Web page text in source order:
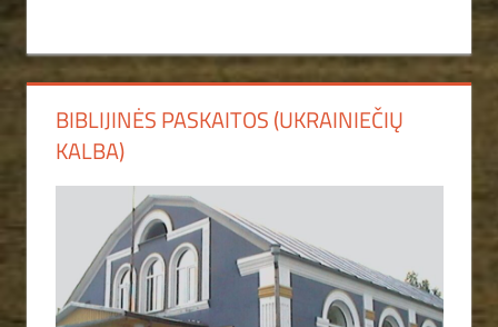
BIBLIJINĖS PASKAITOS (UKRAINIEČIŲ
KALBA)